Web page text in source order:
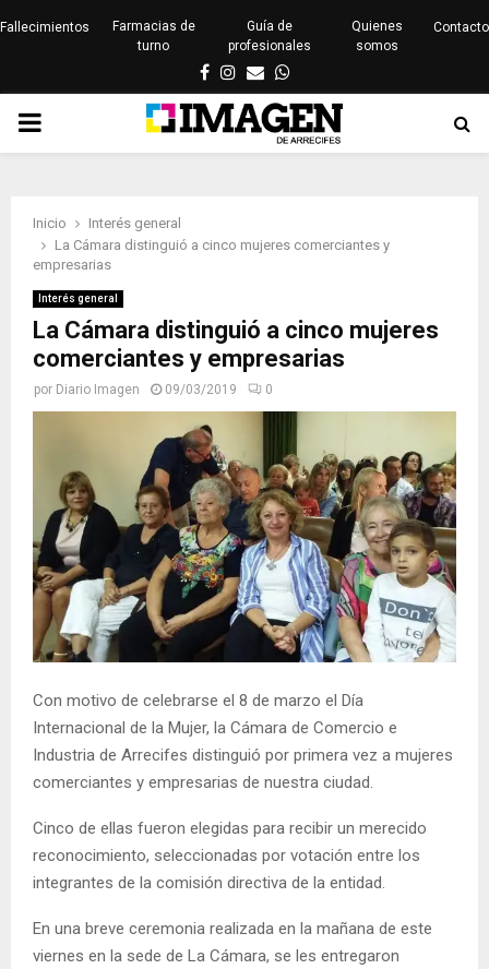
Fallecimientos
Farmacias de
turno
Guía de
profesionales
Quienes
somos
Contacto
Facebook
Instagram
EmailWhatsapp
PRIMARY
Inicio
Interés general
La Cámara distinguió a cinco mujeres comerciantes y
empresarias
Interés general
La Cámara distinguió a cinco mujeres
comerciantes y empresarias
por Diario Imagen 09/03/2019 0
Con motivo de celebrarse el 8 de marzo el Día
Internacional de la Mujer, la Cámara de Comercio e
Industria de Arrecifes distinguió por primera vez a mujeres
comerciantes y empresarias de nuestra ciudad.
Cinco de ellas fueron elegidas para recibir un merecido
reconocimiento, seleccionadas por votación entre los
integrantes de la comisión directiva de la entidad.
En una breve ceremonia realizada en la mañana de este
viernes en la sede de La Cámara, se les entregaron